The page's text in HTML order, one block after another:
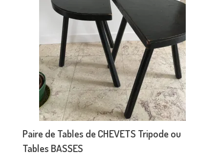
Paire de Tables de CHEVETS Tripode ou
Tables BASSES